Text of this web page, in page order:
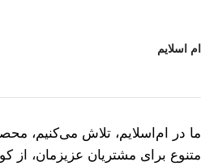
ام اسلایم
ما در ام‌اسلایم، تلاش می‌کنیم،
متنوع برای مشتریان عزیزمان، از